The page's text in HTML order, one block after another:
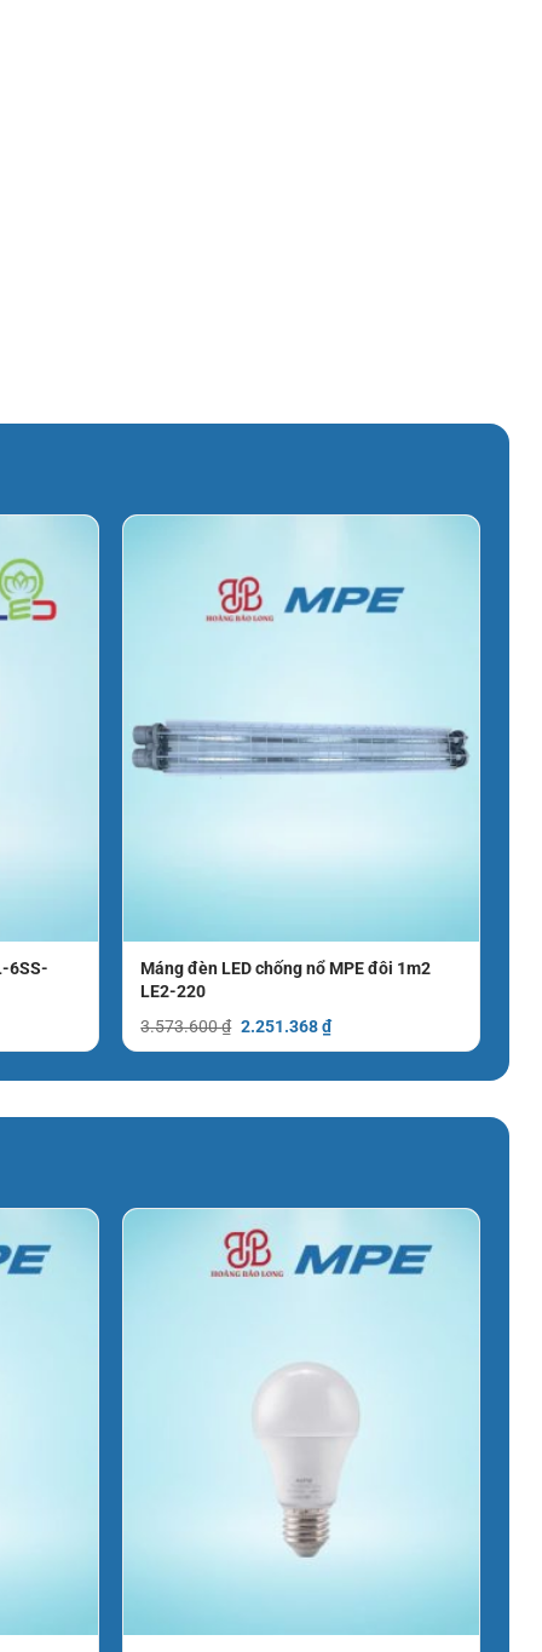
6SS-
Máng đèn LED chống nổ MPE đôi 1m2
LE2-220
3.573.600₫ Giá
3.573.600 ₫.
2.251.368₫Giá
hiện
là: